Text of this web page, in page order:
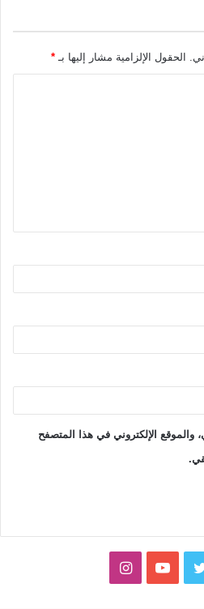
الحقول الإلزامية مشار إليها بـ *
والموقع الإلكتروني في هذا المتصفح